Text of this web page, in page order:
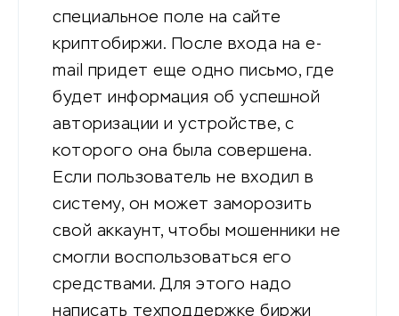
специальное поле на сайте
криптобиржи. После входа на e-
mail придет еще одно письмо, где
будет информация об успешной
авторизации и устройстве, с
которого она была совершена.
Если пользователь не входил в
систему, он может заморозить
свой аккаунт, чтобы мошенники не
смогли воспользоваться его
средствами. Для этого надо
написать техподдержке биржи